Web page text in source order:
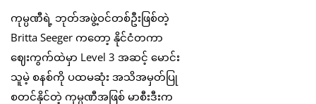
ကုမ္ပဏီရဲ့ ဘုတ်အဖွဲ့ဝင်တစ်ဦးဖြစ်တဲ့
Britta Seeger ကတော့ နိုင်ငံတကာ
ဈေးကွက်ထဲမှာ Level 3 အဆင့် မောင်း
သူမဲ့ စနစ်ကို ပထမဆုံး အသိအမှတ်ပြု
စတင်နိုင်တဲ့ ကုမ္ပဏီအဖြစ် မာစီးဒီးက